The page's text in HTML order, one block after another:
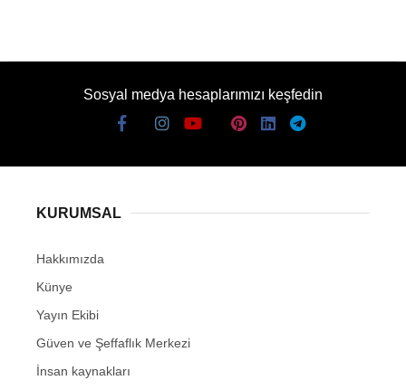
Sosyal medya hesaplarımızı keşfedin
KURUMSAL
Hakkımızda
Künye
Yayın Ekibi
Güven ve Şeffaflık Merkezi
İnsan kaynakları